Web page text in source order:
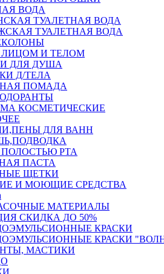
ВОДА
ТУАЛЕТНАЯ ВОДА
ТУАЛЕТНАЯ ВОДА
ЛИЦОМ И ТЕЛОМ
ДЛЯ ДУША
Д/ТЕЛА
ПОМАДА
КОСМЕТИЧЕСКИЕ
ДЛЯ ВАНН
РТА
ПАСТА
ЩЕТКИ
И МОЮЩИЕ СРЕДСТВА
МАТЕРИАЛЫ
СКИДКА ДО 50%
КРАСКИ
КРАСКИ
МАСТИКИ